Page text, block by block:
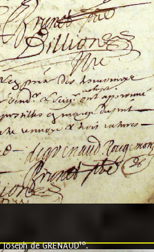
de GRENAUD10.